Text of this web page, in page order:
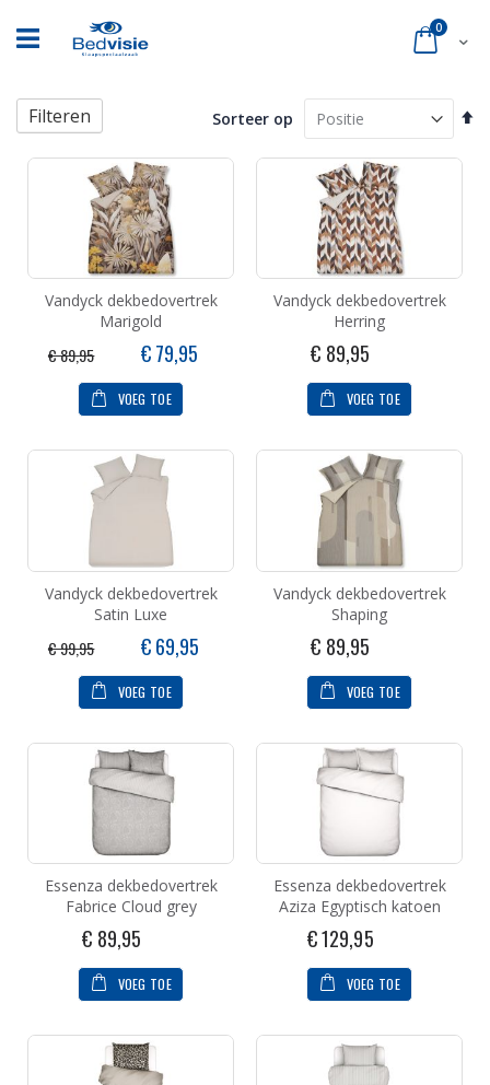
naar
de
Cart
0
Sorteer op
Vandyck dekbedovertrek
Marigold
€ 89,95
Speciale
prijs
€ 79,95
VOEG TOE
Vandyck dekbedovertrek
Herring
€ 89,95
VOEG TOE
Vandyck dekbedovertrek
Satin Luxe
€ 99,95
Speciale
prijs
€ 69,95
VOEG TOE
Vandyck dekbedovertrek
Shaping
€ 89,95
VOEG TOE
Essenza dekbedovertrek
Fabrice Cloud grey
€ 89,95
VOEG TOE
Essenza dekbedovertrek
Aziza Egyptisch katoen
€ 129,95
VOEG TOE
Filteren